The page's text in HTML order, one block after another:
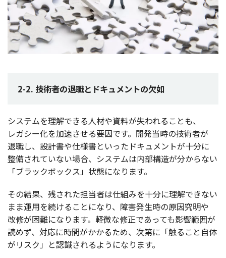
2-2. 技術者の退職とドキュメントの欠如
システムを理解できる人材や資料が失われることも、
レガシー化を加速させる要因です。 開発当時の技術者が
退職し、 設計書や仕様書といった ドキュメントが十分に
整備されていない場合、 システムは内部構造が分からない
「ブラックボックス 」 状態になります。
その結果、残された担当者は仕組みを十分に理解できない
まま運用を続けることになり、 障害発生時の原因究明や
改修が困難になります。 軽微な修正であっても影響範囲が
読めず、 対応に時間がかかるため、 次第に「触ること 自体
がリスク 」と認識されるようになります。